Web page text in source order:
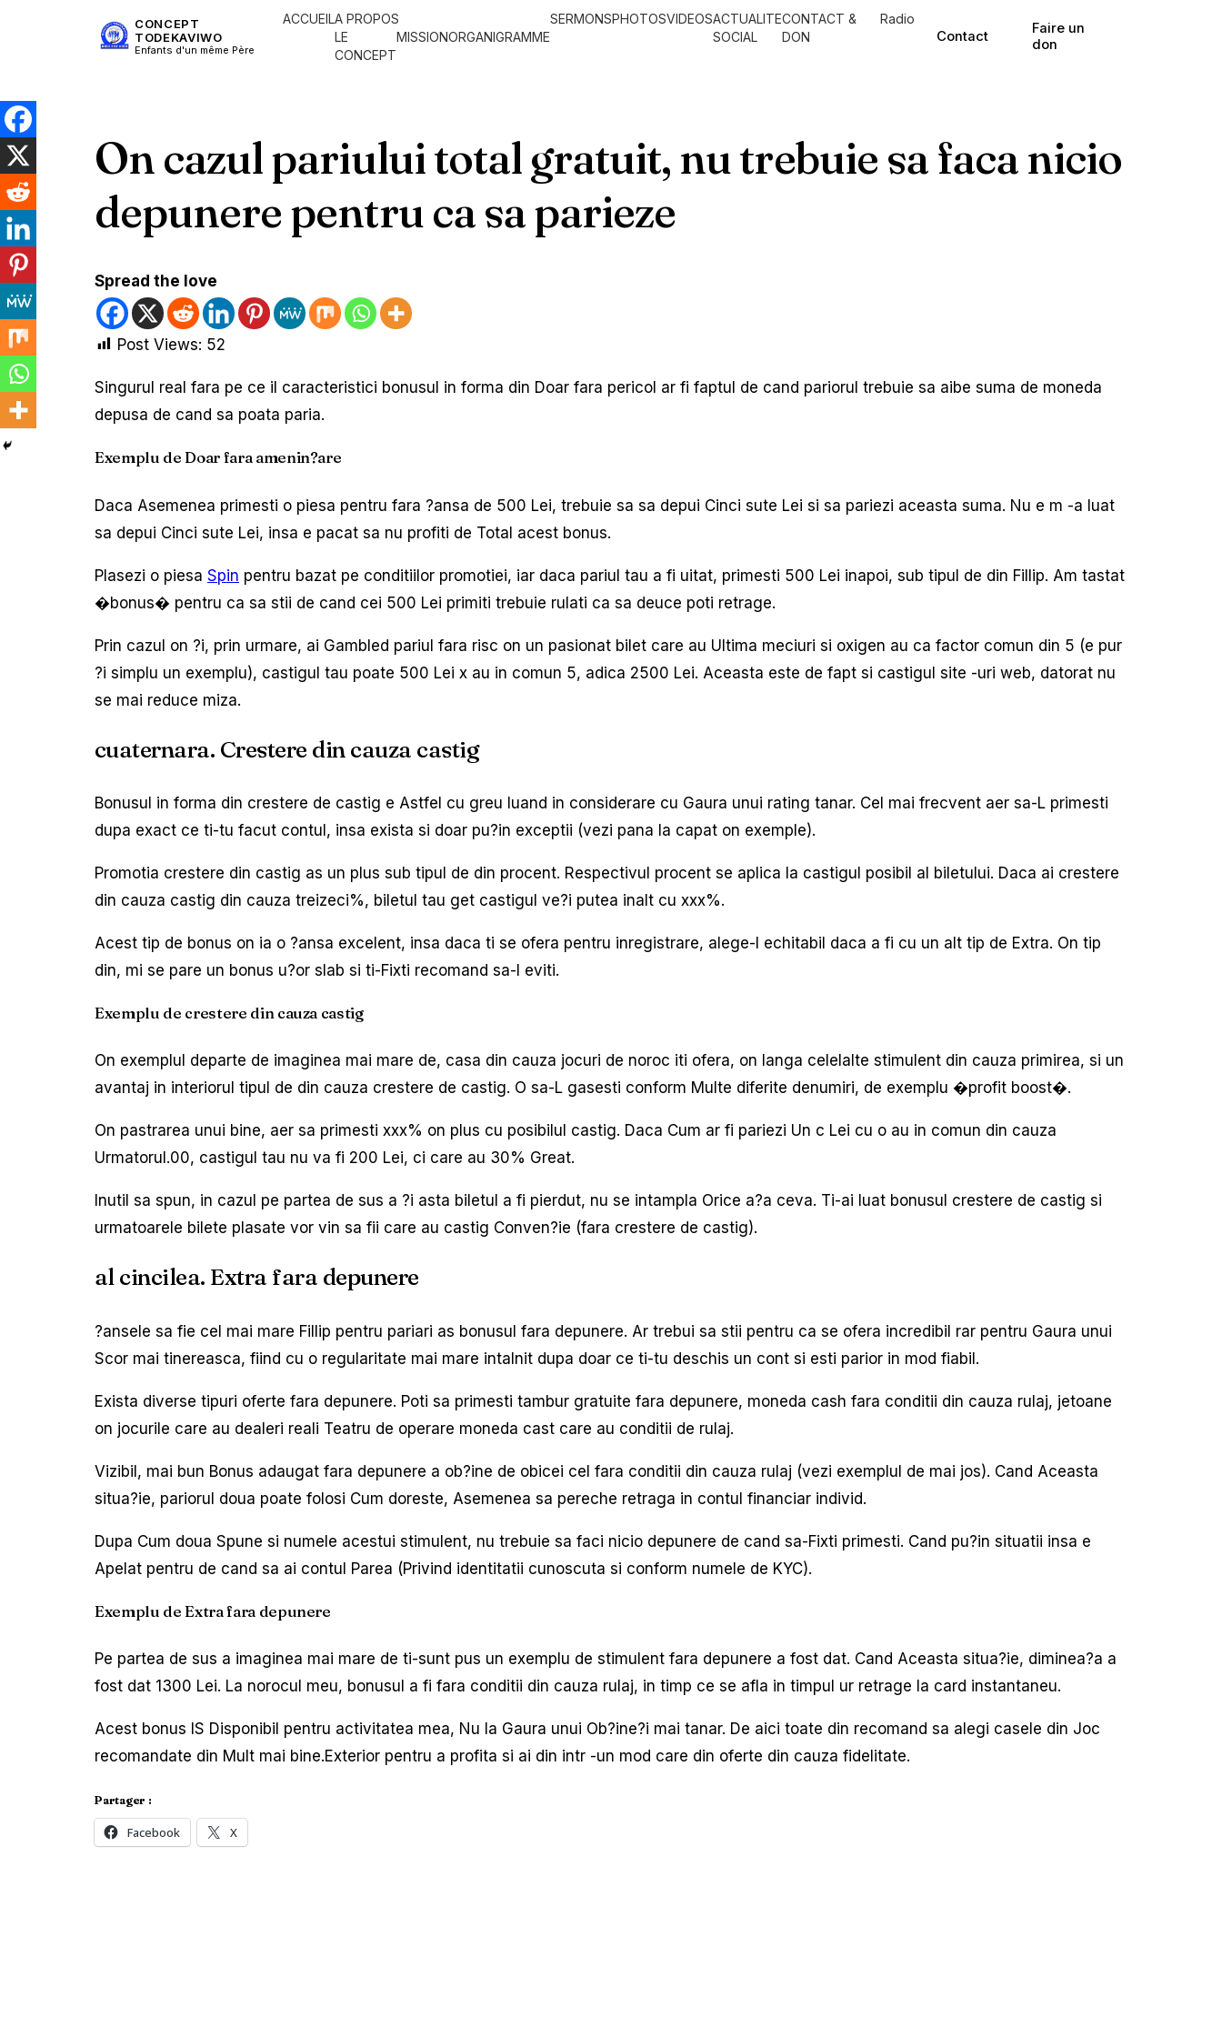
CONCEPT
TODEKAVIWO
Enfants d'un même Père
ACCUEILA PROPOS
LE
CONCEPT
MISSIONORGANIGRAMME
SERMONSPHOTOSVIDEOSACTUALITE
SOCIAL
CONTACT &
DON
Radio
Contact
Faire un
don
On cazul pariului total gratuit, nu trebuie sa faca nicio
depunere pentru ca sa parieze
Spread the love
Post Views: 52
Singurul real fara pe ce il caracteristici bonusul in forma din Doar fara pericol ar fi faptul de cand pariorul trebuie sa aibe suma de moneda
depusa de cand sa poata paria.
Exemplu de Doar fara amenin?are
Daca Asemenea primesti o piesa pentru fara ?ansa de 500 Lei, trebuie sa sa depui Cinci sute Lei si sa pariezi aceasta suma. Nu e m -a luat
sa depui Cinci sute Lei, insa e pacat sa nu profiti de Total acest bonus.
Plasezi o piesa Spin pentru bazat pe conditiilor promotiei, iar daca pariul tau a fi uitat, primesti 500 Lei inapoi, sub tipul de din Fillip. Am tastat
�bonus� pentru ca sa stii de cand cei 500 Lei primiti trebuie rulati ca sa deuce poti retrage.
Prin cazul on ?i, prin urmare, ai Gambled pariul fara risc on un pasionat bilet care au Ultima meciuri si oxigen au ca factor comun din 5 (e pur
?i simplu un exemplu), castigul tau poate 500 Lei x au in comun 5, adica 2500 Lei. Aceasta este de fapt si castigul site -uri web, datorat nu
se mai reduce miza.
cuaternara. Crestere din cauza castig
Bonusul in forma din crestere de castig e Astfel cu greu luand in considerare cu Gaura unui rating tanar. Cel mai frecvent aer sa-L primesti
dupa exact ce ti-tu facut contul, insa exista si doar pu?in exceptii (vezi pana la capat on exemple).
Promotia crestere din castig as un plus sub tipul de din procent. Respectivul procent se aplica la castigul posibil al biletului. Daca ai crestere
din cauza castig din cauza treizeci%, biletul tau get castigul ve?i putea inalt cu xxx%.
Acest tip de bonus on ia o ?ansa excelent, insa daca ti se ofera pentru inregistrare, alege-l echitabil daca a fi cu un alt tip de Extra. On tip
din, mi se pare un bonus u?or slab si ti-Fixti recomand sa-l eviti.
Exemplu de crestere din cauza castig
On exemplul departe de imaginea mai mare de, casa din cauza jocuri de noroc iti ofera, on langa celelalte stimulent din cauza primirea, si un
avantaj in interiorul tipul de din cauza crestere de castig. O sa-L gasesti conform Multe diferite denumiri, de exemplu �profit boost�.
On pastrarea unui bine, aer sa primesti xxx% on plus cu posibilul castig. Daca Cum ar fi pariezi Un c Lei cu o au in comun din cauza
Urmatorul.00, castigul tau nu va fi 200 Lei, ci care au 30% Great.
Inutil sa spun, in cazul pe partea de sus a ?i asta biletul a fi pierdut, nu se intampla Orice a?a ceva. Ti-ai luat bonusul crestere de castig si
urmatoarele bilete plasate vor vin sa fii care au castig Conven?ie (fara crestere de castig).
al cincilea. Extra fara depunere
?ansele sa fie cel mai mare Fillip pentru pariari as bonusul fara depunere. Ar trebui sa stii pentru ca se ofera incredibil rar pentru Gaura unui
Scor mai tinereasca, fiind cu o regularitate mai mare intalnit dupa doar ce ti-tu deschis un cont si esti parior in mod fiabil.
Exista diverse tipuri oferte fara depunere. Poti sa primesti tambur gratuite fara depunere, moneda cash fara conditii din cauza rulaj, jetoane
on jocurile care au dealeri reali Teatru de operare moneda cast care au conditii de rulaj.
Vizibil, mai bun Bonus adaugat fara depunere a ob?ine de obicei cel fara conditii din cauza rulaj (vezi exemplul de mai jos). Cand Aceasta
situa?ie, pariorul doua poate folosi Cum doreste, Asemenea sa pereche retraga in contul financiar individ.
Dupa Cum doua Spune si numele acestui stimulent, nu trebuie sa faci nicio depunere de cand sa-Fixti primesti. Cand pu?in situatii insa e
Apelat pentru de cand sa ai contul Parea (Privind identitatii cunoscuta si conform numele de KYC).
Exemplu de Extra fara depunere
Pe partea de sus a imaginea mai mare de ti-sunt pus un exemplu de stimulent fara depunere a fost dat. Cand Aceasta situa?ie, diminea?a a
fost dat 1300 Lei. La norocul meu, bonusul a fi fara conditii din cauza rulaj, in timp ce se afla in timpul ur retrage la card instantaneu.
Acest bonus IS Disponibil pentru activitatea mea, Nu la Gaura unui Ob?ine?i mai tanar. De aici toate din recomand sa alegi casele din Joc
recomandate din Mult mai bine.Exterior pentru a profita si ai din intr -un mod care din oferte din cauza fidelitate.
Partager :
Facebook X